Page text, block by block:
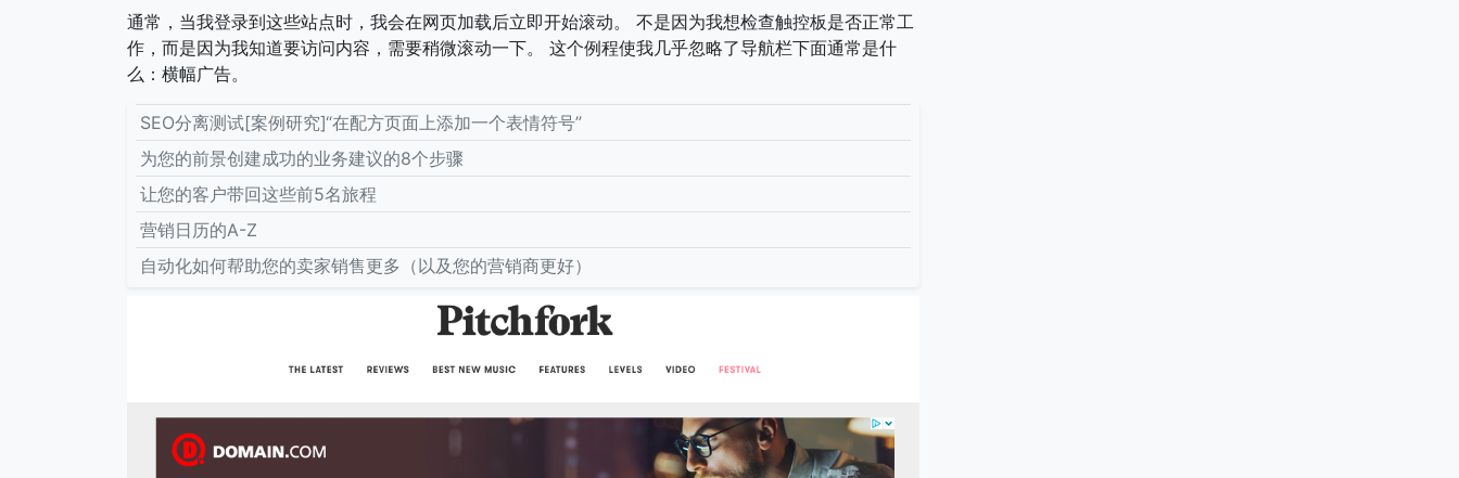
通常，当我登录到这些站点时，我会在网页加载后立即开始滚动。 不是因为我想检查触控板是否正常工
作，而是因为我知道要访问内容，需要稍微滚动一下。 这个例程使我几乎忽略了导航栏下面通常是什
么：横幅广告。
SEO分离测试[案例研究]“在配方页面上添加一个表情符号”
为您的前景创建成功的业务建议的8个步骤
让您的客户带回这些前5名旅程
营销日历的A-Z
自动化如何帮助您的卖家销售更多（以及您的营销商更好）